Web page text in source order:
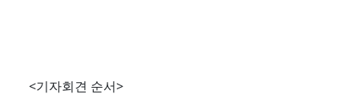
<기자회견 순서>